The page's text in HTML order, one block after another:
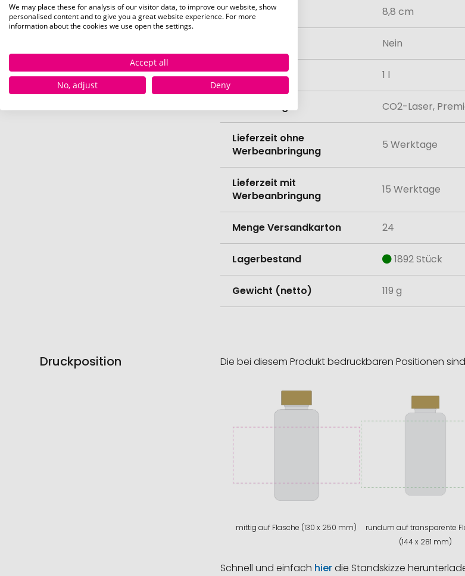
Durchmesser 8,8 cm
Nein
Kapazität 1 l
CO2-Laser,
Lieferzeit ohne
Werbeanbringung
5 Werktage
Lieferzeit mit
Werbeanbringung
15 Werktage
Menge Versandkarton 24
Lagerbestand 1892 Stück
Gewicht (netto) 119 g
Druckposition Die bei diesem Produkt bedruckbaren Positionen
mittig auf Flasche (130 x 250 mm)
rundum auf transparente
(144 x 281 mm)
Schnell und einfach hierdie Standskizze
We may place these for analysis of our visitor data, to improve our website, show
personalised content and to give you a great website experience. For more
information about the cookies we use open the settings.
Accept all
No, adjust
Deny